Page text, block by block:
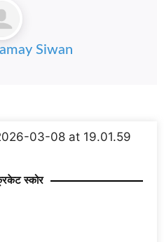
Siwan
स्कोर